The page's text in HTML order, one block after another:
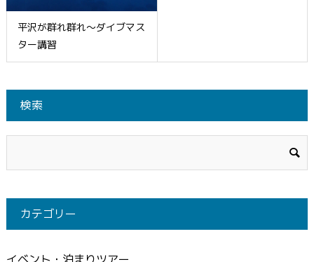
平沢が群れ群れ～ダイブマス
ター講習
検索
カテゴリー